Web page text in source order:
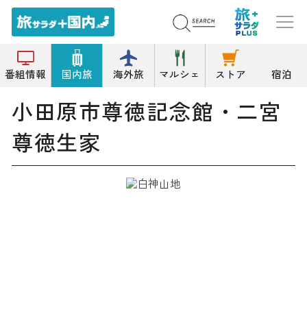
番組情報 国内旅 海外旅 マルシェ ストア 宿泊
トップ 記念館 小田原市尊徳記念館・二宮尊徳生家
小田原市尊徳記念館・二宮
尊徳生家